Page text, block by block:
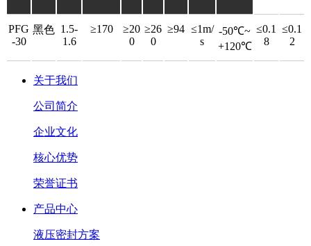
PFG
-30
黑色 1.5-
1.6
≥170
≥20
0
≥26
0
≥94 ≤1m/
s
-50℃~
+120℃
≤0.1
8
≤0.1
2
关于我们
公司简介
企业文化
核心优势
荣誉证书
产品中心
液压密封方案